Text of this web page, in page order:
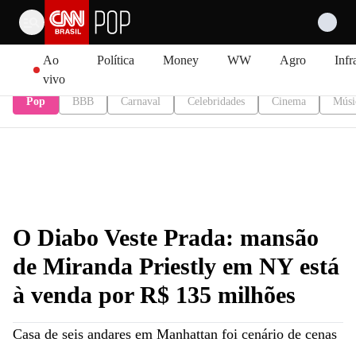
Ao
vivo
Política Money WW Agro
Pop BBB Carnaval Celebridades Cinema
O Diabo Veste Prada: mansão
de Miranda Priestly em NY está
à venda por R$ 135 milhões
Casa de seis andares em Manhattan foi cenário de cenas